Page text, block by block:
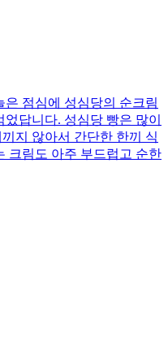
점심에 성심당의 순크림
답니다. 성심당 빵은 많이
지 않아서 간단한 한끼 식
크림도 아주 부드럽고 순한